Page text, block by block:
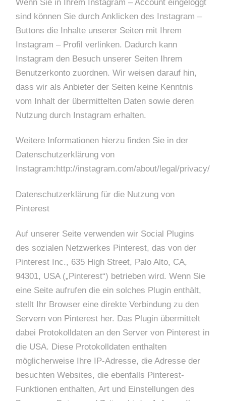
Wenn Sie in Ihrem Instagram – Account eingeloggt
sind können Sie durch Anklicken des Instagram –
Buttons die Inhalte unserer Seiten mit Ihrem
Instagram – Profil verlinken. Dadurch kann
Instagram den Besuch unserer Seiten Ihrem
Benutzerkonto zuordnen. Wir weisen darauf hin,
dass wir als Anbieter der Seiten keine Kenntnis
vom Inhalt der übermittelten Daten sowie deren
Nutzung durch Instagram erhalten.
Weitere Informationen hierzu finden Sie in der
Datenschutzerklärung von
Instagram:http://instagram.com/about/legal/privacy/
Datenschutzerklärung für die Nutzung von
Pinterest
Auf unserer Seite verwenden wir Social Plugins
des sozialen Netzwerkes Pinterest, das von der
Pinterest Inc., 635 High Street, Palo Alto, CA,
94301, USA („Pinterest“) betrieben wird. Wenn Sie
eine Seite aufrufen die ein solches Plugin enthält,
stellt Ihr Browser eine direkte Verbindung zu den
Servern von Pinterest her. Das Plugin übermittelt
dabei Protokolldaten an den Server von Pinterest in
die USA. Diese Protokolldaten enthalten
möglicherweise Ihre IP-Adresse, die Adresse der
besuchten Websites, die ebenfalls Pinterest-
Funktionen enthalten, Art und Einstellungen des